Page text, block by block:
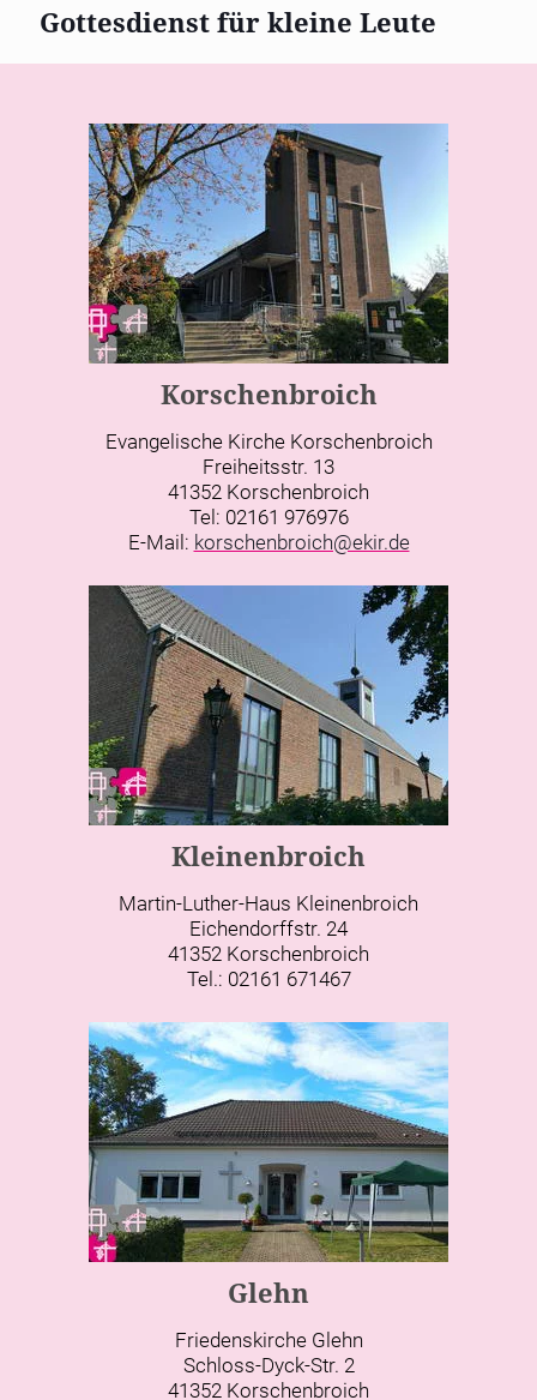
Gottesdienst für kleine Leute
Korschenbroich
Evangelische Kirche Korschenbroich
Freiheitsstr. 13
41352 Korschenbroich
Tel: 02161 976976
E-Mail: korschenbroich@ekir.de
Kleinenbroich
Martin-Luther-Haus Kleinenbroich
Eichendorffstr. 24
41352 Korschenbroich
Tel.: 02161 671467
Glehn
Friedenskirche Glehn
Schloss-Dyck-Str. 2
41352 Korschenbroich